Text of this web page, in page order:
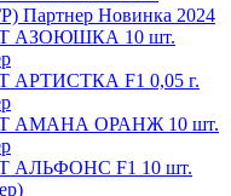
Партнер Новинка 2024
АЗОЮШКА 10 шт.
АРТИСТКА F1 0,05 г.
АМАНА ОРАНЖ 10 шт.
АЛЬФОНС F1 10 шт.